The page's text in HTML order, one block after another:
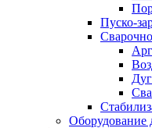
Пуско-
Оборудование